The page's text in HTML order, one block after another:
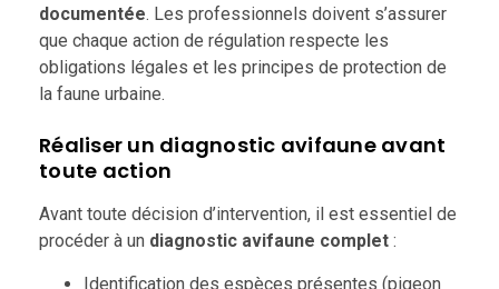
documentée. Les professionnels doivent s’assurer
que chaque action de régulation respecte les
obligations légales et les principes de protection de
la faune urbaine.
Réaliser un diagnostic avifaune avant
toute action
Avant toute décision d’intervention, il est essentiel de
procéder à un diagnostic avifaune complet :
Identification des espèces présentes (pigeon